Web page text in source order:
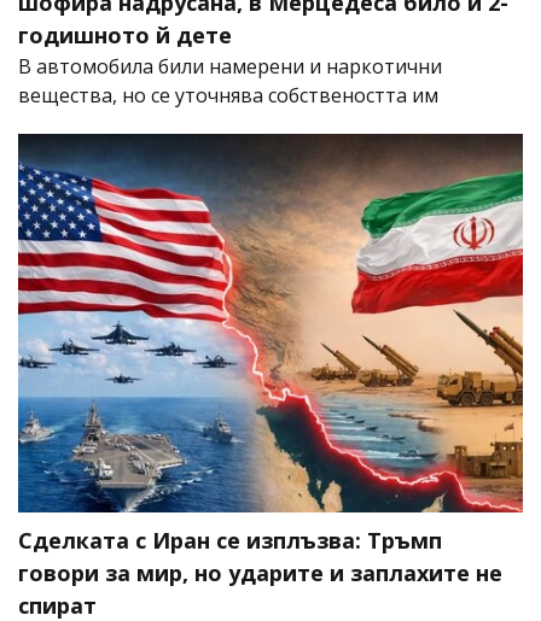
годишното й дете
В автомобила били намерени и наркотични
вещества, но се уточнява собствеността им
Сделката с Иран се изплъзва: Тръмп
говори за мир, но ударите и заплахите не
спират